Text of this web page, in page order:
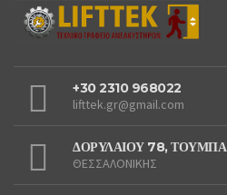
+30 2310 968022
lifttek.gr@gmail.com
ΔΟΡΥΛΑΙΟΥ 78, ΤΟΥΜΠΑ
ΘΕΣΣΑΛΟΝΙΚΗΣ